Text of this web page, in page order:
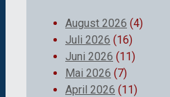
August 2026 (4)
Juli 2026 (16)
Juni 2026 (11)
Mai 2026 (7)
April 2026 (11)